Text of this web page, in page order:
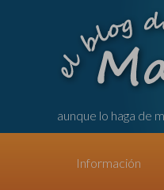
aunque lo haga de
Información